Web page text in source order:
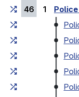
46
1